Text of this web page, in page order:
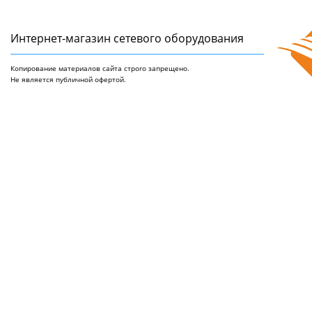
Интернет-магазин сетeвого оборудования
Копирование материалов сайта строго запрещено.
Не является публичной офертой.